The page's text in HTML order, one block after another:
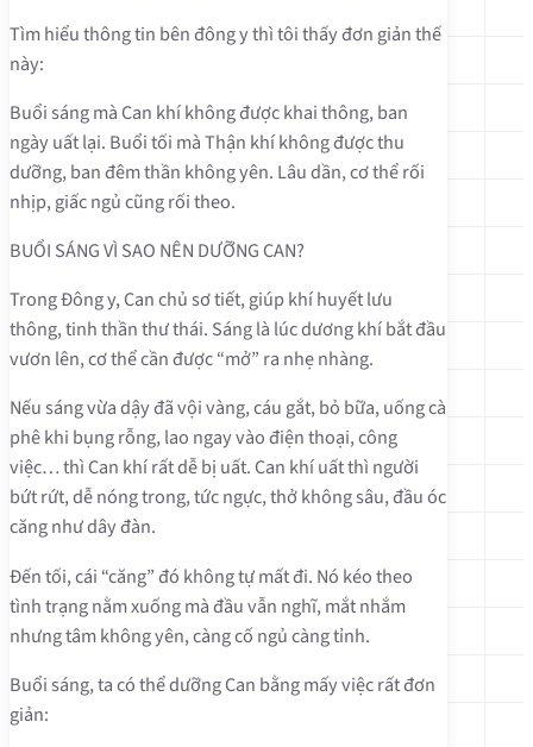
Tìm hiểu thông tin bên đông y thì tôi thấy đơn giản thế
này:
Buổi sáng mà Can khí không được khai thông, ban
ngày uất lại. Buổi tối mà Thận khí không được thu
dưỡng, ban đêm thần không yên. Lâu dần, cơ thể rối
nhịp, giấc ngủ cũng rối theo.
BUỔI SÁNG VÌ SAO NÊN DƯỠNG CAN?
Trong Đông y, Can chủ sơ tiết, giúp khí huyết lưu
thông, tinh thần thư thái. Sáng là lúc dương khí bắt đầu
vươn lên, cơ thể cần được “mở” ra nhẹ nhàng.
Nếu sáng vừa dậy đã vội vàng, cáu gắt, bỏ bữa, uống cà
phê khi bụng rỗng, lao ngay vào điện thoại, công
việc… thì Can khí rất dễ bị uất. Can khí uất thì người
bứt rứt, dễ nóng trong, tức ngực, thở không sâu, đầu óc
căng như dây đàn.
Đến tối, cái “căng” đó không tự mất đi. Nó kéo theo
tình trạng nằm xuống mà đầu vẫn nghĩ, mắt nhắm
nhưng tâm không yên, càng cố ngủ càng tỉnh.
Buổi sáng, ta có thể dưỡng Can bằng mấy việc rất đơn
giản: